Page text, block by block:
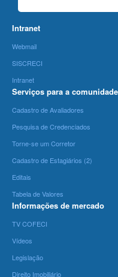
Intranet
Webmail
SISCRECI
Intranet
Serviços para a comunidade
Cadastro de Avaliadores
Pesquisa de Credenciados
Torne-se um Corretor
Cadastro de Estagiários (2)
Editais
Tabela de Valores
Informações de mercado
TV COFECI
Vídeos
Legislação
Direito Imobiliário